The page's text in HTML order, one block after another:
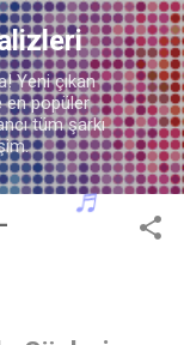
Yeni çıkan
en popüler
tüm şarkı